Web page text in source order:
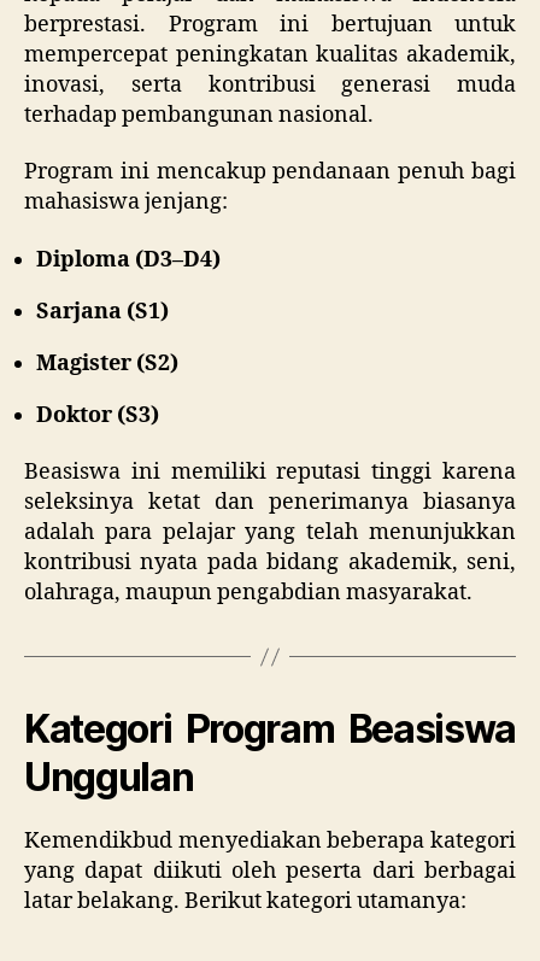
berprestasi. Program ini bertujuan untuk
mempercepat peningkatan kualitas akademik,
inovasi, serta kontribusi generasi muda
terhadap pembangunan nasional.
Program ini mencakup pendanaan penuh bagi
mahasiswa jenjang:
Diploma (D3–D4)
Sarjana (S1)
Magister (S2)
Doktor (S3)
Beasiswa ini memiliki reputasi tinggi karena
seleksinya ketat dan penerimanya biasanya
adalah para pelajar yang telah menunjukkan
kontribusi nyata pada bidang akademik, seni,
olahraga, maupun pengabdian masyarakat.
Kategori Program Beasiswa
Unggulan
Kemendikbud menyediakan beberapa kategori
yang dapat diikuti oleh peserta dari berbagai
latar belakang. Berikut kategori utamanya: